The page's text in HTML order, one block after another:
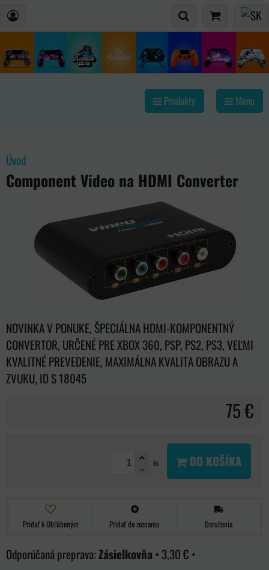
Produkty Menu
Úvod
Component Video na HDMI Converter
NOVINKA V PONUKE, ŠPECIÁLNA HDMI-KOMPONENTNÝ
CONVERTOR, URČENÉ PRE XBOX 360, PSP, PS2, PS3, VEĽMI
KVALITNÉ PREVEDENIE, MAXIMÁLNA KVALITA OBRAZU A
ZVUKU, ID S 18045
75 €
ks DO KOŠÍKA
Pridať k Obľúbeným Pridať do zoznamu Doručenia
Zásielkovňa • 3,30 € •